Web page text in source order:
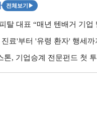
전체보기 ▶
탈 대표 “매년 텐배거 기
진료'부터 '유령 환자' 행세
톤, 기업승계 전문펀드 첫